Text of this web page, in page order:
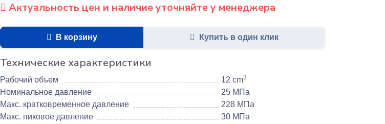
Актуальность цен и наличие уточняйте у менеджера
В корзину Купить в один клик
Технические характеристики
Рабочий объем 12 cm3
Номинальное давление
25 МПа
Макс. кратковременное давление
228 МПа
Макс. пиковое давление
30 МПа